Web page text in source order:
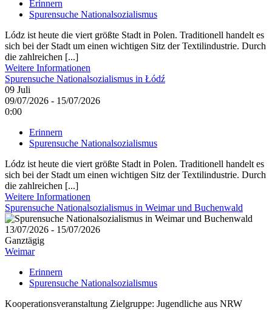
Erinnern
Spurensuche Nationalsozialismus
Lódz ist heute die viert größte Stadt in Polen. Traditionell handelt es
sich bei der Stadt um einen wichtigen Sitz der Textilindustrie. Durch
die zahlreichen [...]
Weitere Informationen
Spurensuche Nationalsozialismus in Łódź
09 Juli
09/07/2026 - 15/07/2026
0:00
Erinnern
Spurensuche Nationalsozialismus
Lódz ist heute die viert größte Stadt in Polen. Traditionell handelt es
sich bei der Stadt um einen wichtigen Sitz der Textilindustrie. Durch
die zahlreichen [...]
Weitere Informationen
Spurensuche Nationalsozialismus in Weimar und Buchenwald
13/07/2026 - 15/07/2026
Ganztägig
Weimar
Erinnern
Spurensuche Nationalsozialismus
Kooperationsveranstaltung Zielgruppe: Jugendliche aus NRW